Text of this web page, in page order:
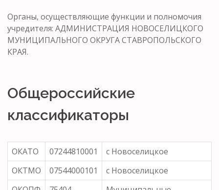
Органы, осуществляющие функции и полномочия
учредителя: АДМИНИСТРАЦИЯ НОВОСЕЛИЦКОГО
МУНИЦИПАЛЬНОГО ОКРУГА СТАВРОПОЛЬСКОГО
КРАЯ.
Общероссийские
классификаторы
ОКАТО 07244810001
с Новоселицкое
ОКТМО
07544000101
с Новоселицкое